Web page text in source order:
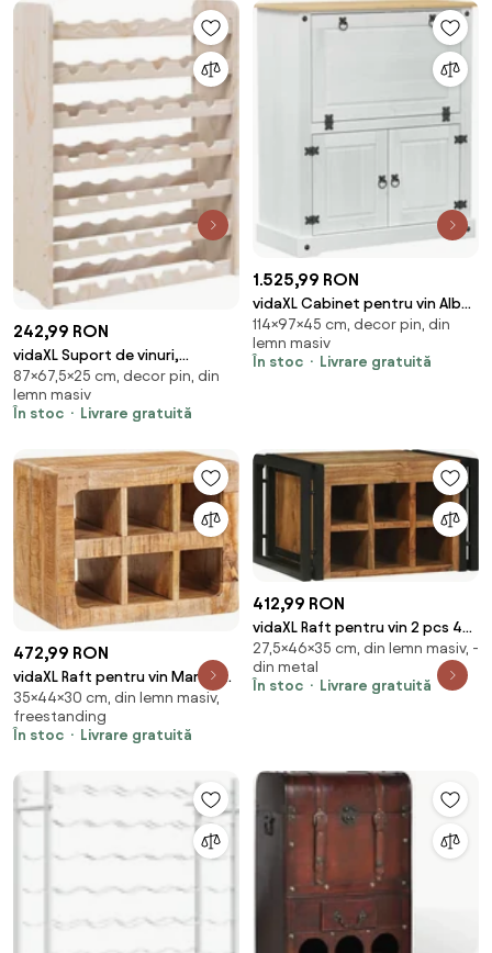
242,99 RON
vidaXL Suport de vinuri,
67,5x25x87 cm, lemn masiv de
pin
87×67,5×25 cm, decor pin, din
lemn masiv
În stoc
Livrare gratuită
1.525,99 RON
vidaXL Cabinet pentru vin Alb
97 x 45 x 114 cm Lemn de pin
masiv
114×97×45 cm, decor pin, din
lemn masiv
În stoc
Livrare gratuită
472,99 RON
vidaXL Raft pentru vin Maro 44
x 30 x 35 cm Lemn de mango
solid
35×44×30 cm, din lemn masiv,
freestanding
În stoc
Livrare gratuită
412,99 RON
vidaXL Raft pentru vin 2 pcs 46
x 35 x 27,5 cm Lemn Solid de
Acacia
27,5×46×35 cm, din lemn masiv, -
din metal
În stoc
Livrare gratuită